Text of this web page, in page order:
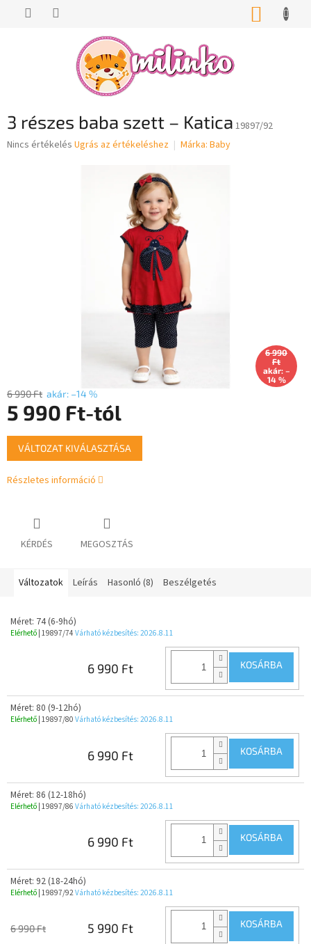
KOSÁR
3 részes baba szett – Katica 19897/92
A
Nincs értékelés Ugrás az értékeléshez Márka: Baby
6 990
Ft
akár: –
14 %
6 990 Ft akár: –14 %
5 990 Ft-tól
Egységár:
VÁLTOZAT KIVÁLASZTÁSA
Részletes információ
KÉRDÉS MEGOSZTÁS
Változatok Leírás Hasonló (8) Beszélgetés
Méret: 74 (6-9hó)
Elérhető | 19897/74 Várható kézbesítés: 2026.8.11
6 990 Ft KOSÁRBA
Méret: 80 (9-12hó)
Elérhető | 19897/80 Várható kézbesítés: 2026.8.11
6 990 Ft KOSÁRBA
Méret: 86 (12-18hó)
Elérhető | 19897/86 Várható kézbesítés: 2026.8.11
6 990 Ft KOSÁRBA
Méret: 92 (18-24hó)
Elérhető | 19897/92Várható kézbesítés: 2026.8.11
6 990 Ft 5 990 Ft KOSÁRBA